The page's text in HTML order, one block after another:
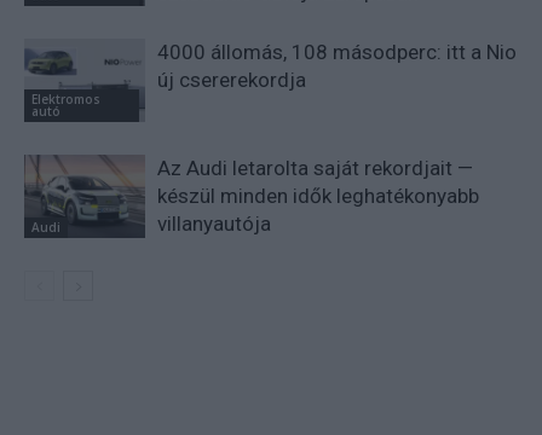
Elektromos
autó
4000 állomás, 108 másodperc: itt a Nio
új csererekordja
Audi
Az Audi letarolta saját rekordjait —
készül minden idők leghatékonyabb
villanyautója